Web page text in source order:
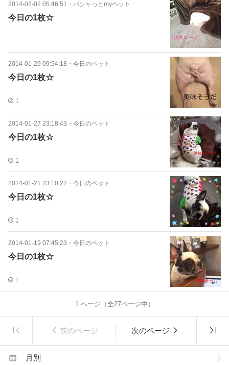
2014-02-02 05:46:51 ・ パシャっとmyペット
今日の1枚☆
2014-01-29 09:54:18 ・ 今日のペット
今日の1枚☆
1
2014-01-27 23:18:43 ・ 今日のペット
今日の1枚☆
1
2014-01-21 23:10:22 ・ 今日のペット
今日の1枚☆
1
2014-01-19 07:45:23 ・ 今日のペット
今日の1枚☆
1
1ページ（全27ページ中）
前のページ 次のページ
月別